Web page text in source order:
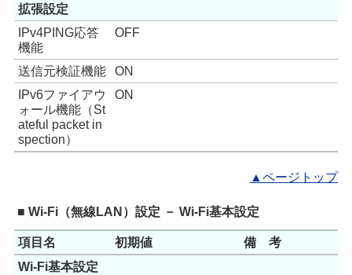
拡張設定
IPv4PING応答
機能
OFF
送信元検証機能
ON
IPv6ファイアウ
ォール機能（St
ateful packet in
spection）
ON
▲ページトップ
■ Wi-Fi（無線LAN）設定 － Wi-Fi基本設定
項目名 初期値
備 考
Wi-Fi基本設定